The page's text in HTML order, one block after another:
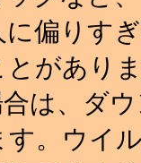
偏りす
があり
は、ダ
す。ウイ